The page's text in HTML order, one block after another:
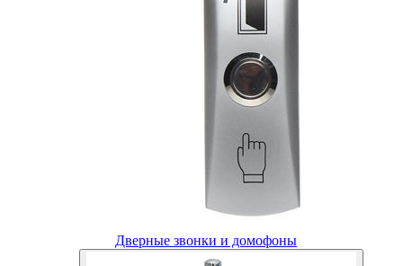
Дверные звонки и домофоны